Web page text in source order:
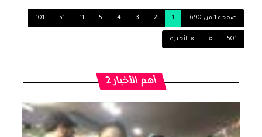
صفحة 1 من 690 1
2
3
4
5
11
51
101
501
» » الأخيرة
أهم الأخبار 2